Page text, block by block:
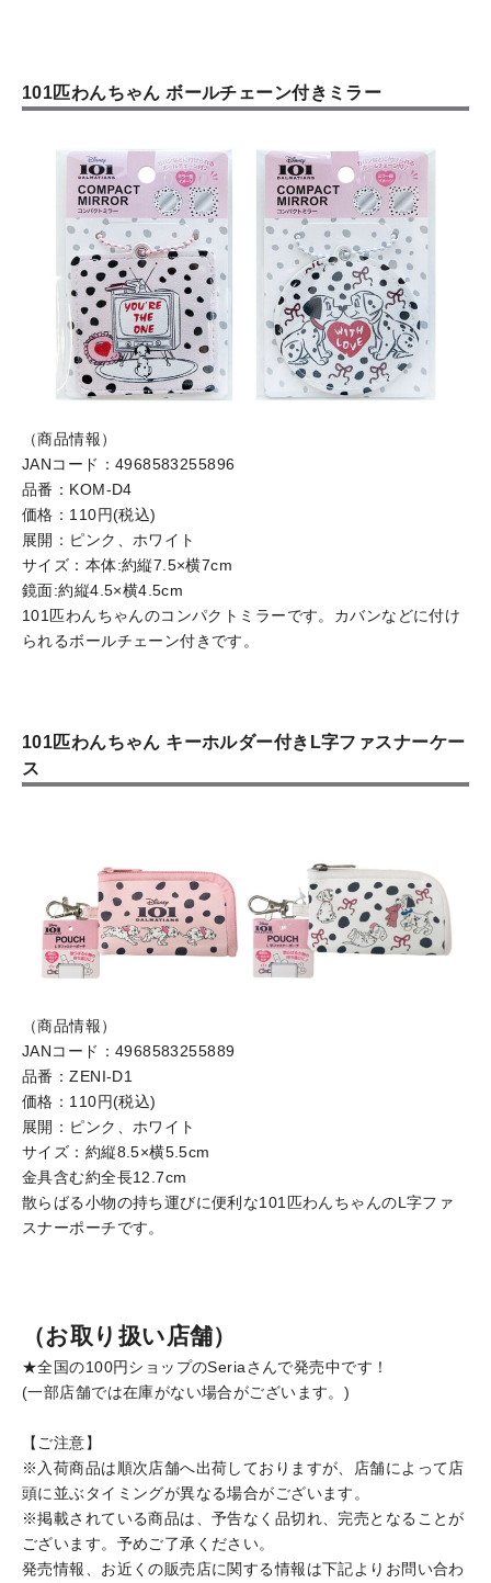
101匹わんちゃん ボールチェーン付きミラー
（商品情報）
JANコード：4968583255896
品番：KOM-D4
価格：110円(税込)
展開：ピンク、ホワイト
サイズ：本体:約縦7.5×横7cm
鏡面:約縦4.5×横4.5cm
101匹わんちゃんのコンパクトミラーです。カバンなどに付け
られるボールチェーン付きです。
101匹わんちゃん キーホルダー付きL字ファスナーケー
ス
（商品情報）
JANコード：4968583255889
品番：ZENI-D1
価格：110円(税込)
展開：ピンク、ホワイト
サイズ：約縦8.5×横5.5cm
金具含む約全長12.7cm
散らばる小物の持ち運びに便利な101匹わんちゃんのL字ファ
スナーポーチです。
（お取り扱い店舗）
★全国の100円ショップのSeriaさんで発売中です！
(一部店舗では在庫がない場合がございます。)
【ご注意】
※入荷商品は順次店舗へ出荷しておりますが、店舗によって店
頭に並ぶタイミングが異なる場合がございます。
※掲載されている商品は、予告なく品切れ、完売となることが
ございます。予めご了承ください。
発売情報、お近くの販売店に関する情報は下記よりお問い合わ